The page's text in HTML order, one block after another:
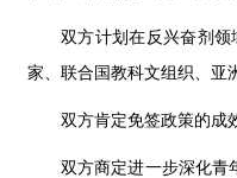
双方计划在反兴奋剂
家、联合国教科文组织、亚
双方肯定免签政策的成
双方商定进一步深化青